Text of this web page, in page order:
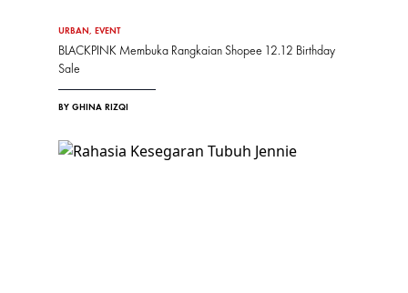
URBAN, EVENT
BLACKPINK Membuka Rangkaian Shopee 12.12 Birthday
Sale
BY GHINA RIZQI